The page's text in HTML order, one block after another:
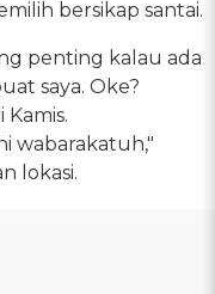
bersikap santai.
penting kalau ada
saya. Oke?
wabarakatuh,"
lokasi.